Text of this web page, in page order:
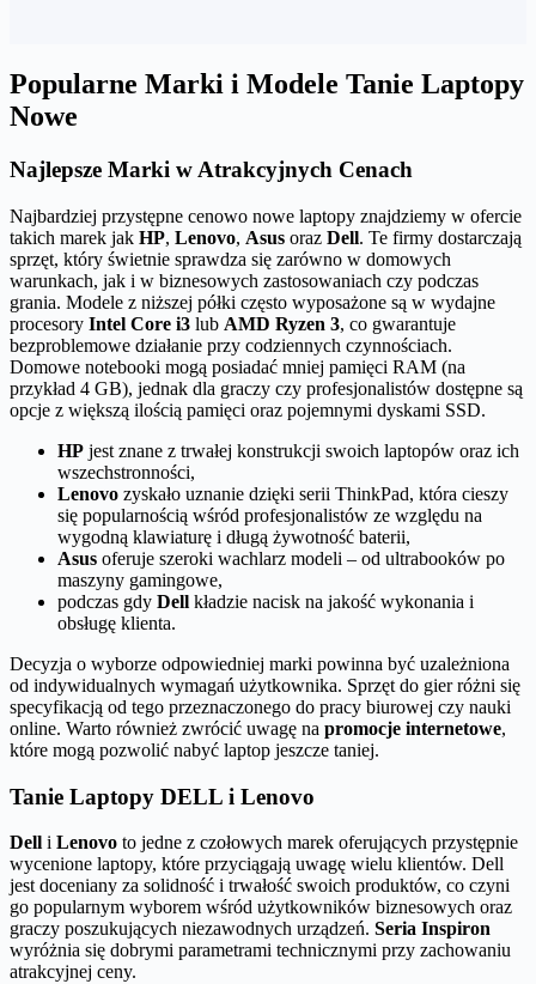
Popularne Marki i Modele Tanie Laptopy
Nowe
Najlepsze Marki w Atrakcyjnych Cenach
Najbardziej przystępne cenowo nowe laptopy znajdziemy w ofercie
takich marek jak HP, Lenovo, Asus oraz Dell. Te firmy dostarczają
sprzęt, który świetnie sprawdza się zarówno w domowych
warunkach, jak i w biznesowych zastosowaniach czy podczas
grania. Modele z niższej półki często wyposażone są w wydajne
procesory Intel Core i3 lub AMD Ryzen 3, co gwarantuje
bezproblemowe działanie przy codziennych czynnościach.
Domowe notebooki mogą posiadać mniej pamięci RAM (na
przykład 4 GB), jednak dla graczy czy profesjonalistów dostępne są
opcje z większą ilością pamięci oraz pojemnymi dyskami SSD.
HP jest znane z trwałej konstrukcji swoich laptopów oraz ich
wszechstronności,
Lenovo zyskało uznanie dzięki serii ThinkPad, która cieszy
się popularnością wśród profesjonalistów ze względu na
wygodną klawiaturę i długą żywotność baterii,
Asus oferuje szeroki wachlarz modeli – od ultrabooków po
maszyny gamingowe,
podczas gdy Dell kładzie nacisk na jakość wykonania i
obsługę klienta.
Decyzja o wyborze odpowiedniej marki powinna być uzależniona
od indywidualnych wymagań użytkownika. Sprzęt do gier różni się
specyfikacją od tego przeznaczonego do pracy biurowej czy nauki
online. Warto również zwrócić uwagę na promocje internetowe,
które mogą pozwolić nabyć laptop jeszcze taniej.
Tanie Laptopy DELL i Lenovo
Dell i Lenovo to jedne z czołowych marek oferujących przystępnie
wycenione laptopy, które przyciągają uwagę wielu klientów. Dell
jest doceniany za solidność i trwałość swoich produktów, co czyni
go popularnym wyborem wśród użytkowników biznesowych oraz
graczy poszukujących niezawodnych urządzeń. Seria Inspiron
wyróżnia się dobrymi parametrami technicznymi przy zachowaniu
atrakcyjnej ceny.